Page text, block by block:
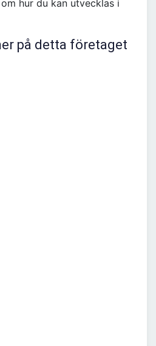
hur du kan utvecklas i
på detta företaget